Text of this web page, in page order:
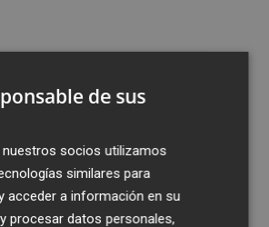
de sus
socios utilizamos
similares para
acceder a información en su
procesar datos personales,